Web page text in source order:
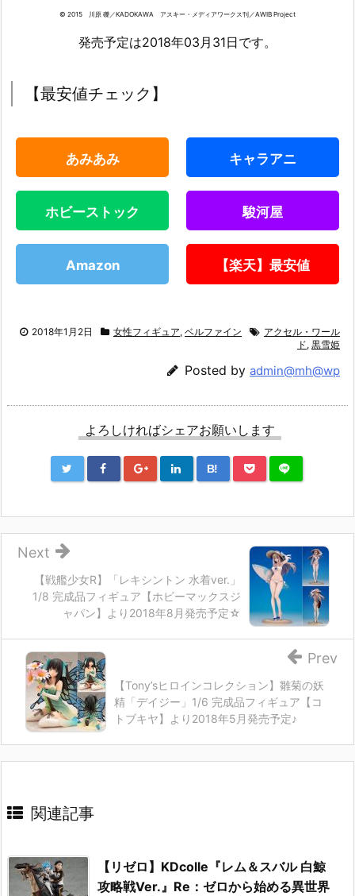
© 2015 川原 礫／KADOKAWA アスキー・メディアワークス刊／AWIB Project
発売予定は2018年03月31日です。
【最安値チェック】
あみあみ キャラアニ
ホビーストック 駿河屋
Amazon 【楽天】最安値
2018年1月2日 女性フィギュア, ベルファイン
アクセル・ワール
ド, 黒雪姫
Posted by admin@mh@wp
よろしければシェアお願いします
B!
【戦艦少女R】「レキシントン 水着ver.」
1/8 完成品フィギュア【ホビーマックスジ
ャパン】より2018年8月発売予定☆
Next
【Tony’sヒロインコレクション】雛菊の妖
精「デイジー」1/6 完成品フィギュア【コ
トブキヤ】より2018年5月発売予定♪
Prev
関連記事
【リゼロ】KDcolle『レム＆スバル 白鯨
攻略戦Ver.』Re：ゼロから始める異世界